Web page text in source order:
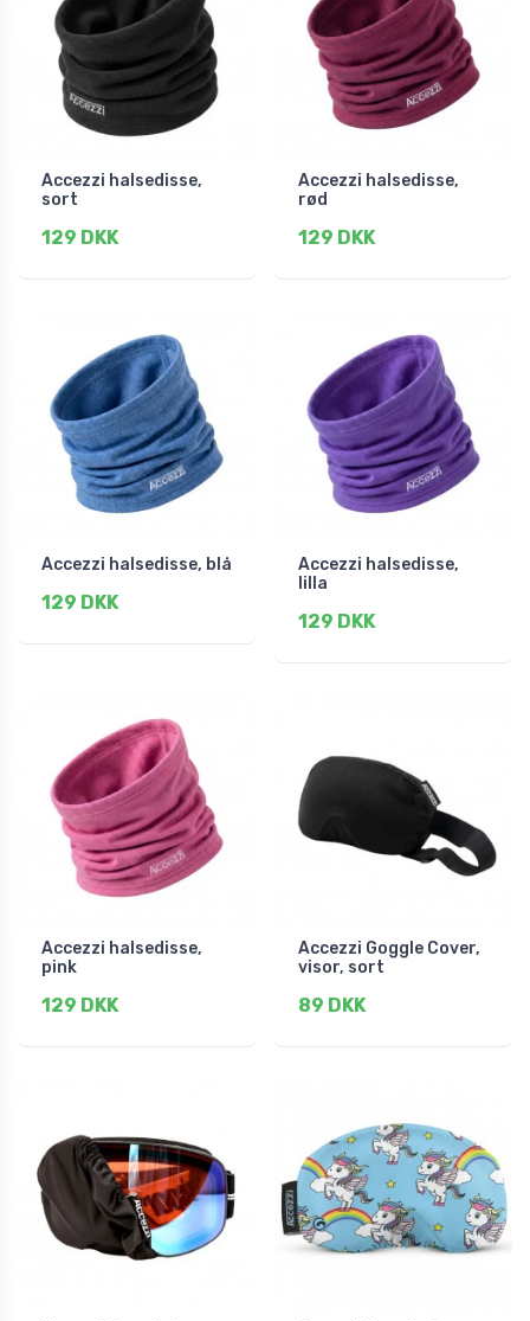
Accezzi halsedisse,
sort
129 DKK
Accezzi halsedisse,
rød
129 DKK
Accezzi halsedisse, blå
129 DKK
Accezzi halsedisse,
lilla
129 DKK
Accezzi halsedisse,
pink
129 DKK
Accezzi Goggle Cover,
visor, sort
89 DKK